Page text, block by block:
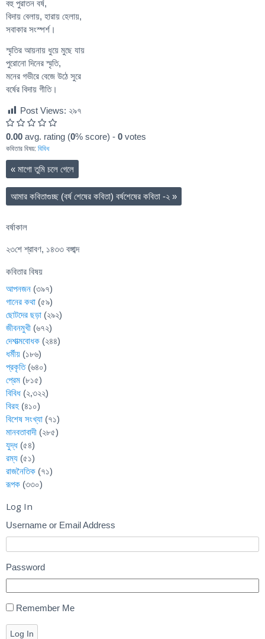
বহু পুরাতন বর্ষ,
বিদায় বেলায়, হারায় হেলায়,
সবাকার সংস্পর্শ।
স্মৃতির আয়নায় ধুয়ে মুছে যায়
পুরোনো দিনের স্মৃতি,
মনের গভীরে বেজে উঠে সুরে
বর্ষের বিদায় গীতি।
Post Views: ২৯৭
0.00 avg. rating (0% score) - 0 votes
কবিতার বিষয়: বিবিধ
« মাগো তুমি চলে গেলে
আমার কবিতাগুচ্ছ (বর্ষ শেষের কবিতা) বর্ষশেষের কবিতা -২ »
বর্ষাকাল
২৩শে শ্রাবণ, ১৪৩৩ বঙ্গাব্দ
কবিতার বিষয়
আপনজন (৩৯৭)
গানের কথা (৫৯)
ছোটদের ছড়া (২৯২)
জীবনমুখী (৬৭২)
দেশাত্মবোধক (২৪৪)
ধর্মীয় (১৮৬)
প্রকৃতি(৬৪০)
প্রেম (৮১৫)
বিবিধ (২,৩২২)
বিরহ (৪১০)
বিশেষ সংখ্যা (৭১)
মানবতাবাদী (২৮৫)
যুদ্ধ (৫৪)
রম্য (৫১)
রাজনৈতিক (৭১)
রূপক (৩৩০)
Log In
Username or Email Address
Password
Remember Me
Log In